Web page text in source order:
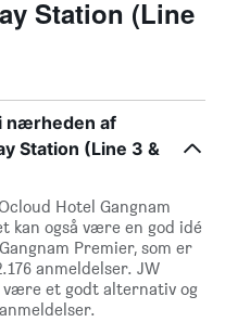
Station (Line
nærheden af
Station (Line 3 &
Hotel Gangnam
kan også være en god idé
Premier, som er
anmeldelser. JW
være et godt alternativ og